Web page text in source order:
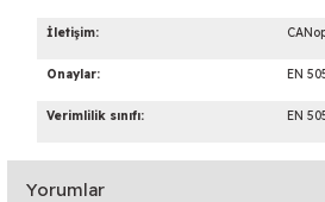
İletişim:
Onaylar: EN
Verimlilik sınıfı: EN
Yorumlar